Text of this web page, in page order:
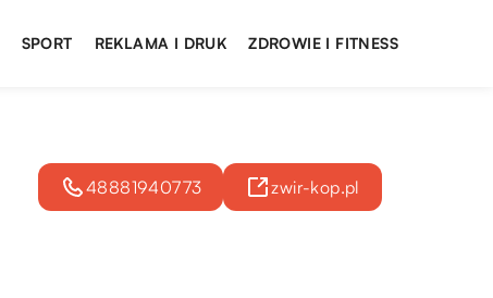
SPORT REKLAMA I DRUK ZDROWIE I FITNESS
48881940773 zwir-kop.pl